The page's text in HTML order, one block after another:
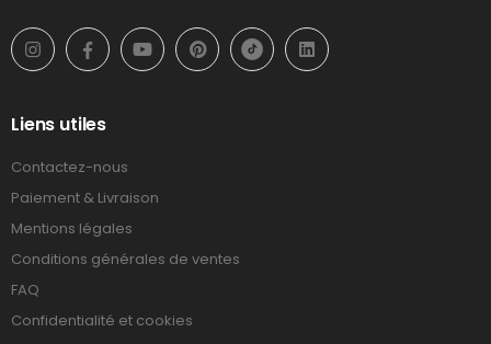
Liens utiles
Contactez-nous
Paiement & Livraison
Mentions légales
Conditions générales de ventes
FAQ
Confidentialité et cookies